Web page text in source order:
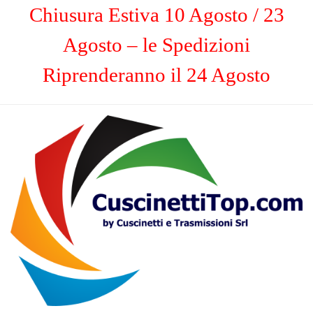
Chiusura Estiva 10 Agosto / 23
Agosto – le Spedizioni
Riprenderanno il 24 Agosto